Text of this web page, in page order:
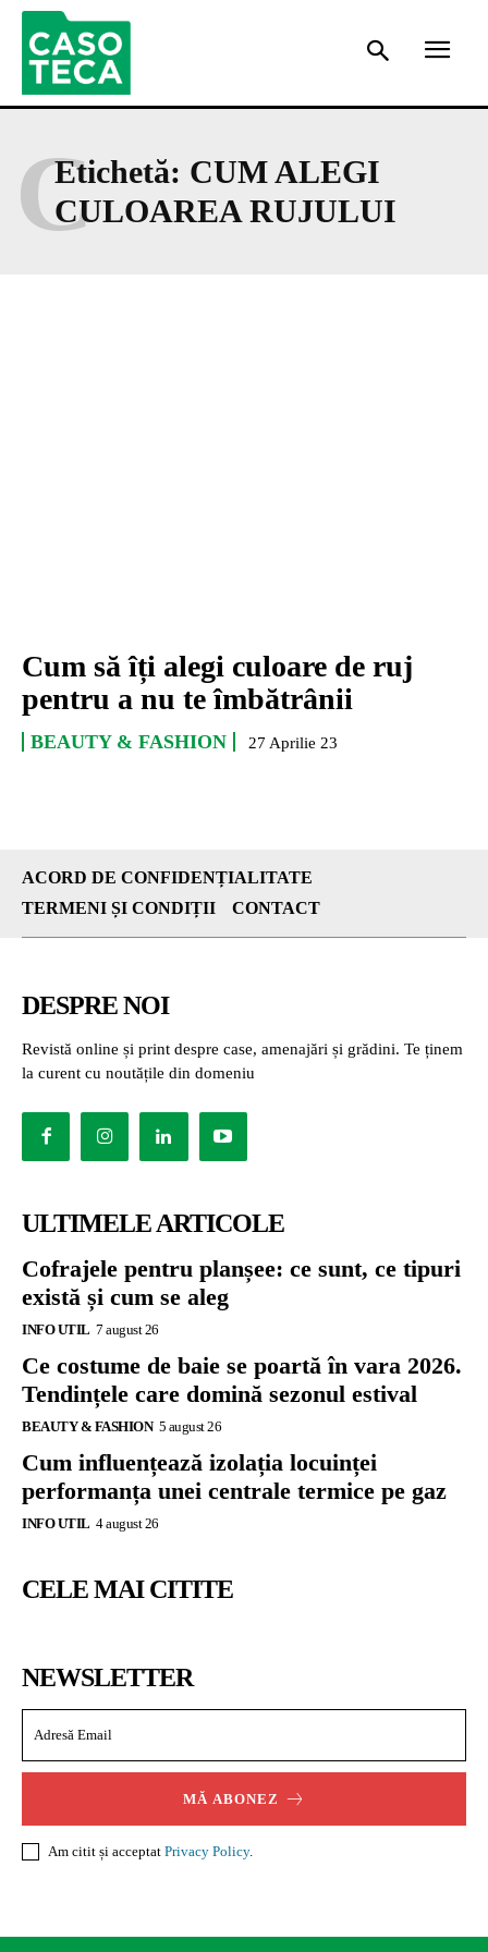
Etichetă: CUM ALEGI
CULOAREA RUJULUI
C
Cum să îți alegi culoare de ruj
pentru a nu te îmbătrânii
BEAUTY & FASHION 27 Aprilie 23
ACORD DE CONFIDENȚIALITATE
TERMENI ȘI CONDIȚII
CONTACT
DESPRE NOI
Revistă online și print despre case, amenajări și grădini. Te ținem
la curent cu noutățile din domeniu
ULTIMELE ARTICOLE
Cofrajele pentru planșee: ce sunt, ce tipuri
există și cum se aleg
INFO UTIL 7 august 26
Ce costume de baie se poartă în vara 2026.
Tendințele care domină sezonul estival
BEAUTY & FASHION 5 august 26
Cum influențează izolația locuinței
performanța unei centrale termice pe gaz
INFO UTIL 4 august 26
CELE MAI CITITE
NEWSLETTER
MĂ ABONEZ
Am citit și acceptat Privacy Policy.